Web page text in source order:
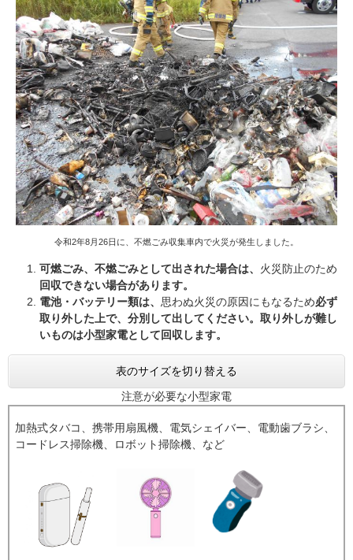
令和2年8月26日に、不燃ごみ収集車内で火災が発生しました。
可燃ごみ、不燃ごみとして出された場合は、 火災防止のため
回収できない場合があります。
電池・バッテリー類は、 思わぬ火災の原因にもなるため必ず
取り外した上で、分別して出してください。取り外しが難し
いものは小型家電として回収します。​
表のサイズを切り替える
注意が必要な小型家電
加熱式タバコ、携帯用扇風機、電気シェイバー、電動歯ブラシ、
コードレス掃除機、ロボット掃除機、など